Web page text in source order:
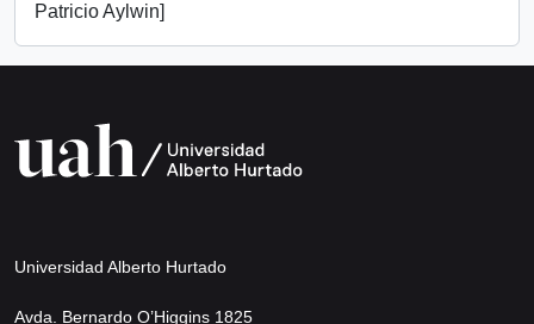
Patricio Aylwin]
Universidad Alberto Hurtado
Avda. Bernardo O’Higgins 1825